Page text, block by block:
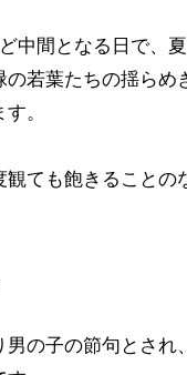
中間となる日で、
若葉たちの揺らめ
。
ても飽きることの
男の子の節句とされ